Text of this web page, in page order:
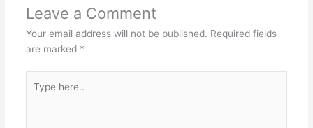
Leave a Comment
Your email address will not be published. Required fields
are marked *
here..